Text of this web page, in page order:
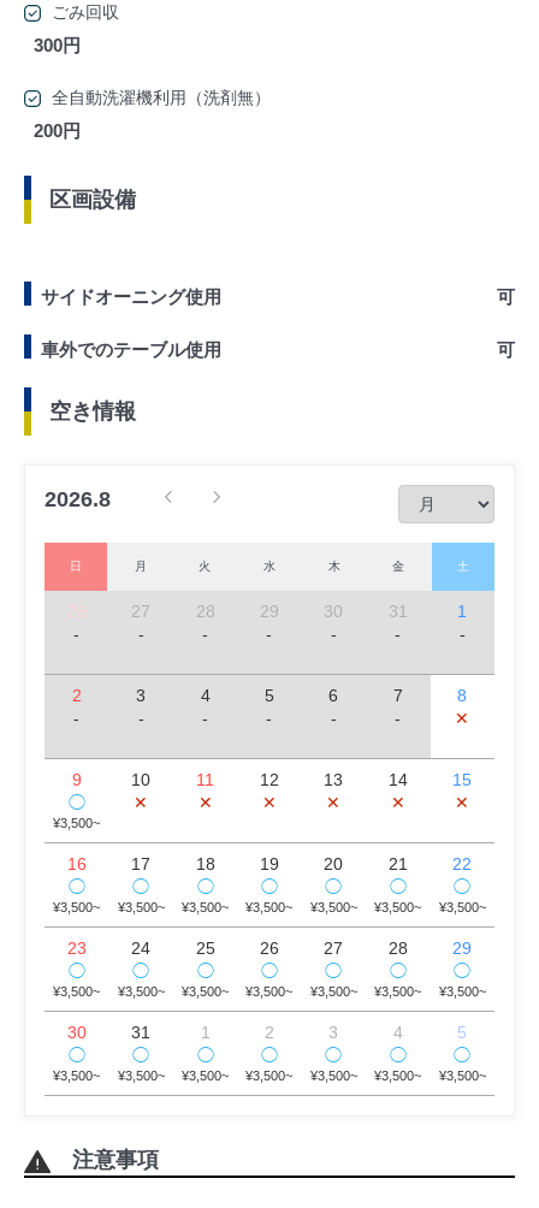
ごみ回収
300円
全自動洗濯機利用（洗剤無）
200円
区画設備
サイドオーニング使用 可
車外でのテーブル使用 可
空き情報
2026.8
日 月 火 水 木 金 土
26
-
27
-
28
-
29
-
30
-
31
-
1
-
2
-
3
-
4
-
5
-
6
-
7
-
8
✕
9
◯
¥3,500~
10
✕
11
✕
12
✕
13
✕
14
✕
15
✕
16
◯
¥3,500~
17
◯
¥3,500~
18
◯
¥3,500~
19
◯
¥3,500~
20
◯
¥3,500~
21
◯
¥3,500~
22
◯
¥3,500~
23
◯
¥3,500~
24
◯
¥3,500~
25
◯
¥3,500~
26
◯
¥3,500~
27
◯
¥3,500~
28
◯
¥3,500~
29
◯
¥3,500~
30
◯
¥3,500~
31
◯
¥3,500~
1
◯
¥3,500~
2
◯
¥3,500~
3
◯
¥3,500~
4
◯
¥3,500~
5
◯
¥3,500~
注意事項